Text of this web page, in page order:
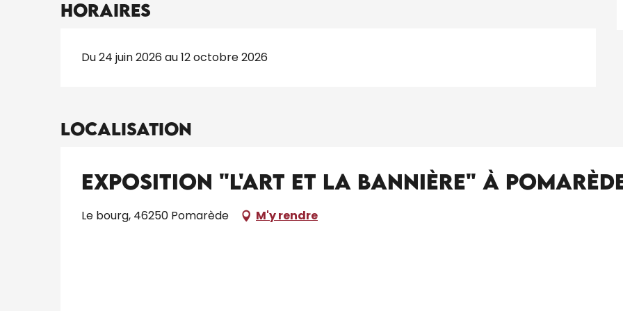
Horaires
Du 24 juin 2026 au 12 octobre 2026
Localisation
Exposition "L'Art et la Bannière" à
Le bourg, 46250 Pomarède M'y rendre